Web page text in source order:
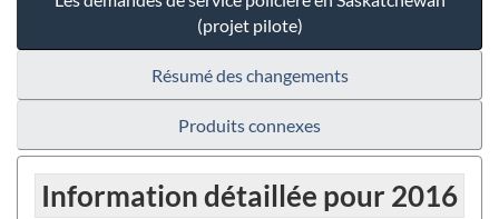
(projet pilote)
Résumé des changements
Produits connexes
Information détaillée pour 2016